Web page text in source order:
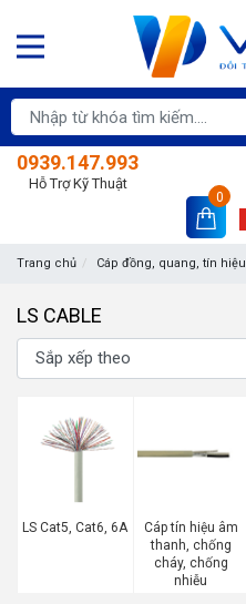
0939.147.993
Hỗ Trợ Kỹ Thuật
0
Trang chủ Cáp đồng, quang, tín hiệu
LS CABLE
LS Cat5, Cat6, 6A
Cáp tín hiệu âm
thanh, chống
cháy, chống
nhiễu